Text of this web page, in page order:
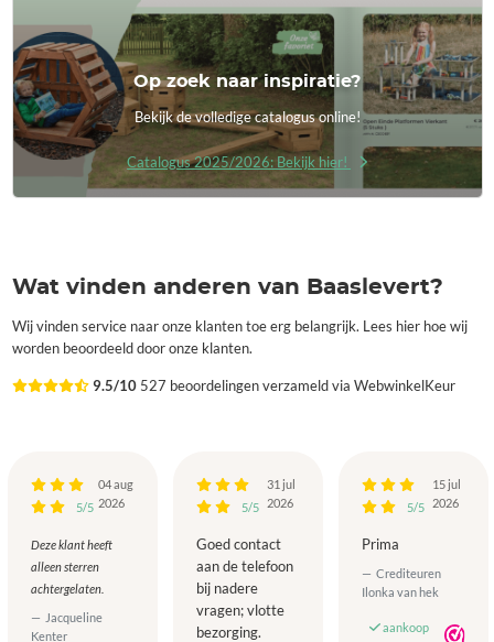
Op zoek naar inspiratie?
Bekijk de volledige catalogus online!
Catalogus 2025/2026: Bekijk hier!
Wat vinden anderen van Baaslevert?
Wij vinden service naar onze klanten toe erg belangrijk. Lees hier hoe wij
worden beoordeeld door onze klanten.
9.5/10 527 beoordelingen verzameld via WebwinkelKeur
5/5
04 aug
2026
Deze klant heeft
alleen sterren
achtergelaten.
Jacqueline
Kenter
5/5
31 jul
2026
Goed contact
aan de telefoon
bij nadere
vragen; vlotte
bezorging.
5/5
15 jul
2026
Prima
Crediteuren
Ilonka van hek
aankoop